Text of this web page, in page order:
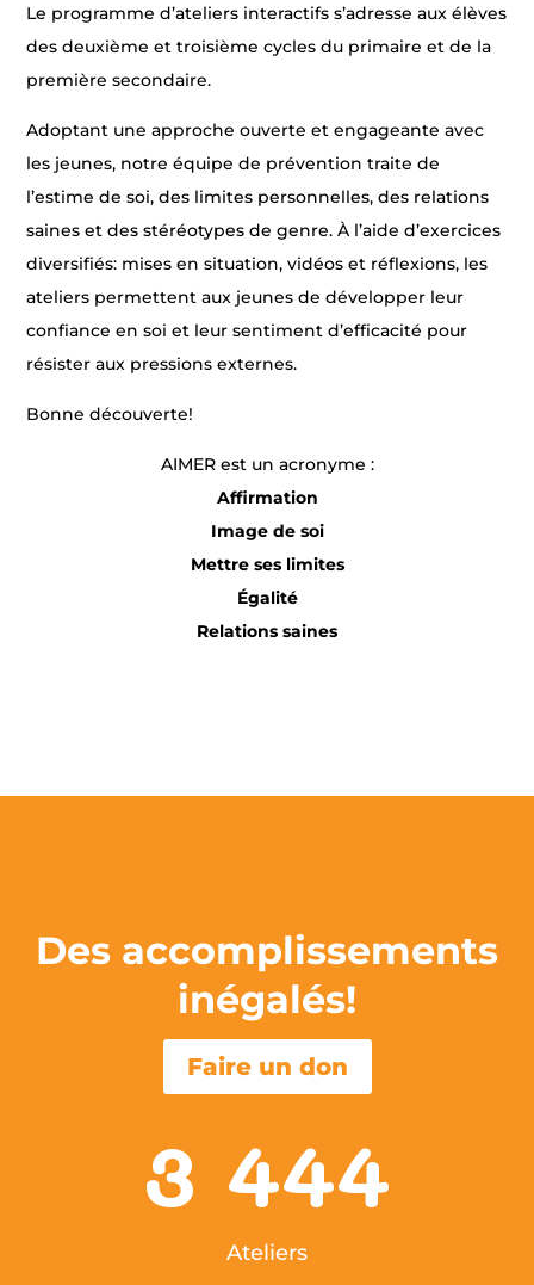
Le programme d’ateliers interactifs s’adresse aux élèves
des deuxième et troisième cycles du primaire et de la
première secondaire.
Adoptant une approche ouverte et engageante avec
les jeunes, notre équipe de prévention traite de
l’estime de soi, des limites personnelles, des relations
saines et des stéréotypes de genre. À l’aide d’exercices
diversifiés: mises en situation, vidéos et réflexions, les
ateliers permettent aux jeunes de développer leur
confiance en soi et leur sentiment d’efficacité pour
résister aux pressions externes.
Bonne découverte!
AIMER est un acronyme :
Affirmation
Image de soi
Mettre ses limites
Égalité
Relations saines
Des accomplissements
inégalés!
Faire un don
3 444
Ateliers